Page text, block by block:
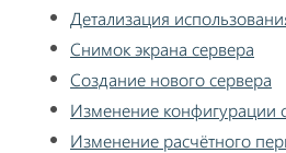
Детализация
Снимок экрана сервера
Создание нового сервера
Изменение конфигурации
Изменение расчётного